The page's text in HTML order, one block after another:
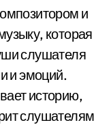
и
которая
слушателя
и эмоций.
историю,
слушателям